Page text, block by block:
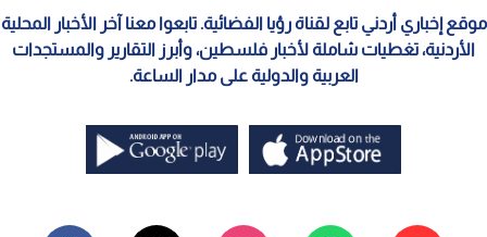
موقع إخباري أردني تابع لقناة رؤيا الفضائية. تابعوا معنا آخر الأخبار المحلية
الأردنية، تغطيات شاملة لأخبار فلسطين، وأبرز التقارير والمستجدات
العربية والدولية على مدار الساعة.